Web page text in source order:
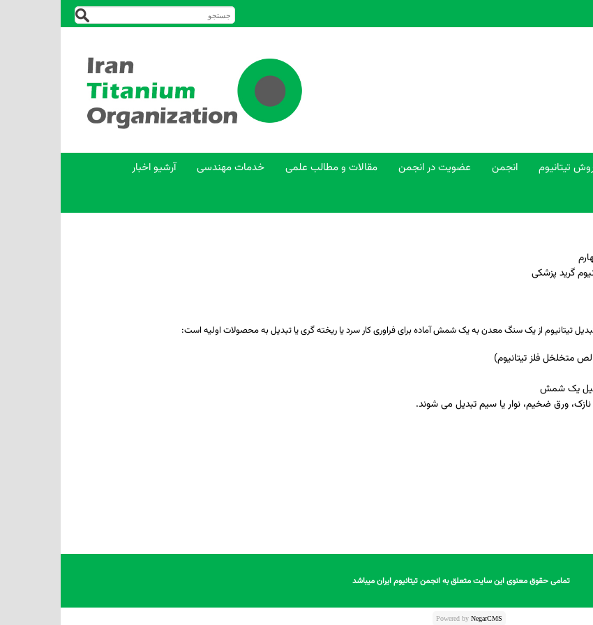
تیتانیوم انجمن عضویت در انجمن مقالات و مطالب علمی خدمات مهندسی
آرشیو اخبار
تیتانیوم از یک سنگ­ معدن به یک شمش آماده برای فراوری کار سرد یا ریخته­ گری یا تبدیل به محصولات اولیه است:
متخلخل فلز تیتانیوم)
یک شمش
ورق ضخیم، نوار یا سیم تبدیل می­ شوند.
تمامی حقوق معنوی این سایت متعلق به انجمن تیتانیوم ایران میباشد
Powered by NegarCMS